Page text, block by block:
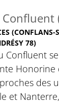
(CONFLANS-
78)
Confluent
Honorine
des
et